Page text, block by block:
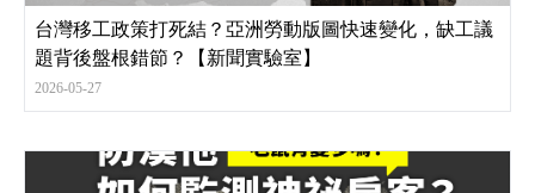
台灣移工政策打死結？亞洲勞動版圖快速變化，缺工議
題背後盤根錯節？【新聞實驗室】
2026-05-27